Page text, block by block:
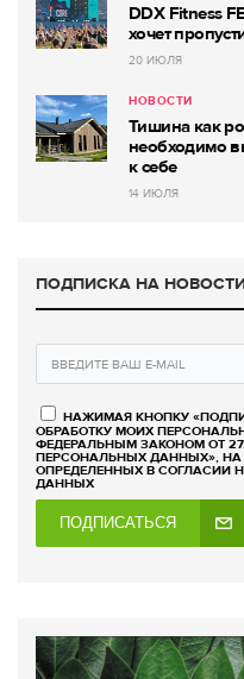
DDX Fitness
хочет
20 ИЮЛЯ
НОВОСТИ
Тишина как
необходимо
к себе
14 ИЮЛЯ
ПОДПИСКА НА
НАЖИМАЯ КНОПКУ
ОБРАБОТКУ МОИХ
ФЕДЕРАЛЬНЫМ ЗАКОНОМ ОТ
ПЕРСОНАЛЬНЫХ ДАННЫХ», НА
ОПРЕДЕЛЕННЫХ В СОГЛАСИИ
ДАННЫХ
ПОДПИСАТЬСЯ